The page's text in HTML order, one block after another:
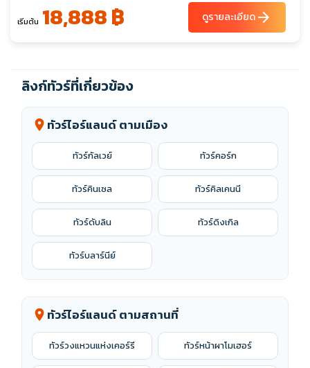
เริ่มต้น 18,888 ฿ ดูรายละเอียดarrow_forward
ลิงก์ทัวร์ที่เกี่ยวข้อง
location_on ทัวร์ไอร์แลนด์ ตามเมือง
ทัวร์กัลเวย์ ทัวร์คอร์ก
ทัวร์คินเซล ทัวร์คิลเคนนี
ทัวร์ดับลิน ทัวร์ดิงเกิล
ทัวร์บลาร์นีย์
location_on ทัวร์ไอร์แลนด์ ตามสถานที่
ทัวร์วงแหวนแห่งเคอร์รี ทัวร์หน้าผาโมเฮอร์